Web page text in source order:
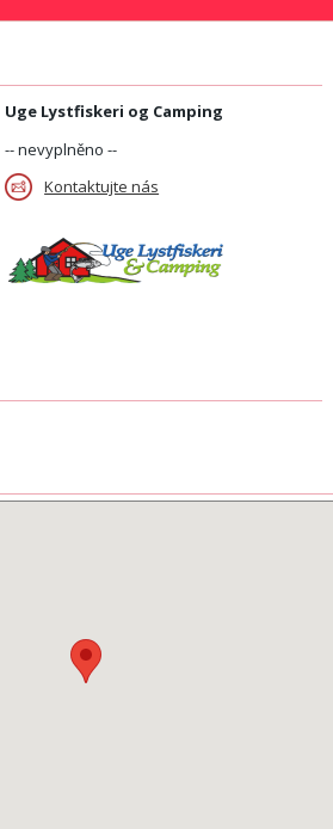
Uge Lystfiskeri og Camping
-- nevyplněno --
Kontaktujte nás